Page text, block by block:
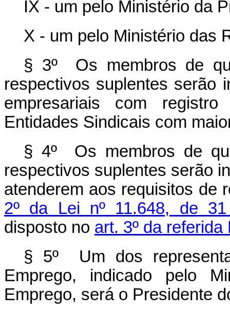
IX - um pelo Ministério da
X - um pelo Ministério das
§ 3º Os membros de
respectivos suplentes serão
empresariais com
Entidades Sindicais com
§ 4º Os membros de
respectivos suplentes serão
atenderem aos requisitos de
2º da Lei nº 11.648, de
disposto no art. 3º da referida
§ 5º Um dos
Emprego, indicado pelo
Emprego, será o Presidente